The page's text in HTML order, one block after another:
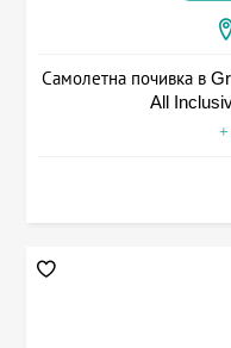
Самолетна почивка в
All